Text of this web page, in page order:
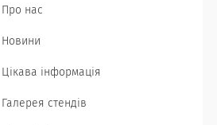
Про нас
Новини
Цікава інформація
Галерея стендів